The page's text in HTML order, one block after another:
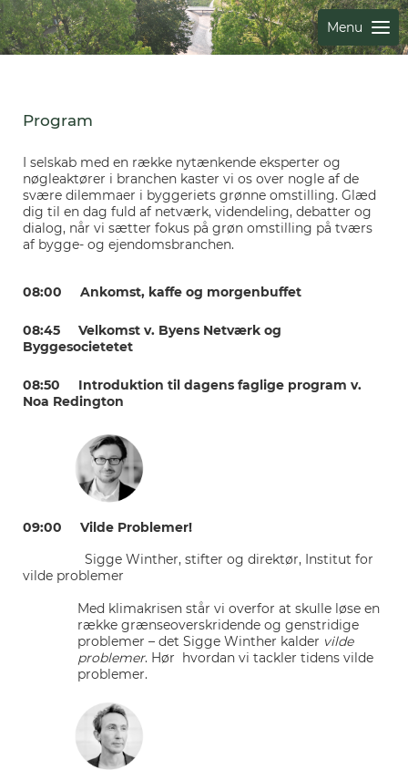
Menu
Program
I selskab med en række nytænkende eksperter og
nøgleaktører i branchen kaster vi os over nogle af de
svære dilemmaer i byggeriets grønne omstilling. Glæd
dig til en dag fuld af netværk, videndeling, debatter og
dialog, når vi sætter fokus på grøn omstilling på tværs
af bygge- og ejendomsbranchen.
08:00 Ankomst, kaffe og morgenbuffet
08:45 Velkomst v. Byens Netværk og
Byggesocietetet
08:50 Introduktion til dagens faglige program v.
Noa Redington
09:00 Vilde Problemer!
Sigge Winther, stifter og direktør, Institut for
vilde problemer
Med klimakrisen står vi overfor at skulle løse en
række grænseoverskridende og genstridige
problemer – det Sigge Winther kalder vilde
problemer. Hør hvordan vi tackler tidens vilde
problemer.